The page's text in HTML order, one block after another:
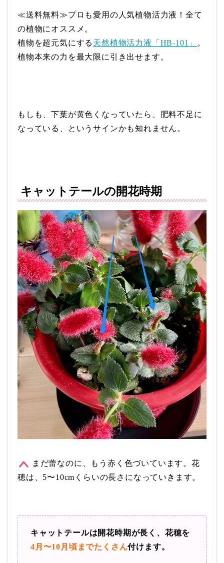
≪送料無料≫プロも愛用の人気植物活力液！全て
の植物にオススメ。
植物を超元気にする 天然植物活力液「HB-101」
。
植物本来の力を最大限に引き出せます。
もしも、下葉が黄色くなっていたら、肥料不足に
なっている、というサインかも知れません。
キャットテールの開花時期
まだ蕾なのに、もう赤く色づいています。花
穂は、5〜10cmくらいの長さになっていきます。
キャットテールは開花時期が長く、花穂を
4月〜10月頃までたくさん付けます。